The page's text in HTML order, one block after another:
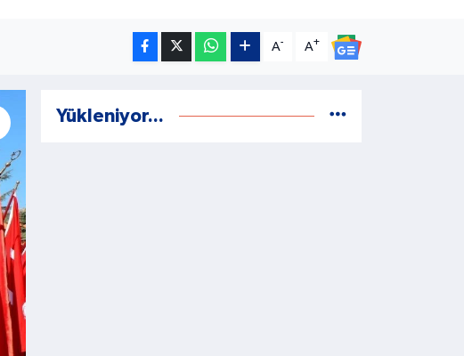
A- A+
Yükleniyor...